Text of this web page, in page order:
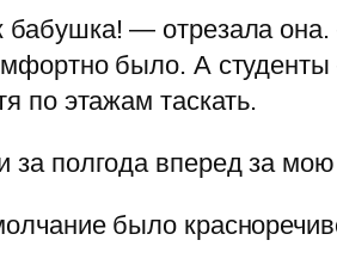
— отрезала
было. А
по этажам таскать.
за полгода вперед за
было